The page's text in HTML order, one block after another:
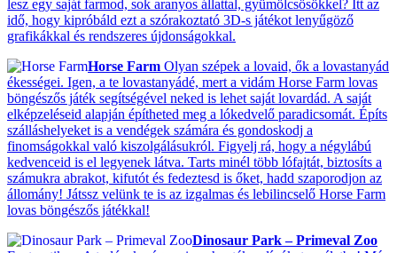
lesz egy saját farmod, sok aranyos állattal, gyümölcsösökkel? Itt az
idő, hogy kipróbáld ezt a szórakoztató 3D-s játékot lenyűgöző
grafikákkal és rendszeres újdonságokkal.
Horse Farm Olyan szépek a lovaid, ők a lovastanyád
ékességei. Igen, a te lovastanyádé, mert a vidám Horse Farm lovas
böngészős játék segítségével neked is lehet saját lovardád. A saját
elképzeléseid alapján építheted meg a lókedvelő paradicsomát. Építs
szálláshelyeket is a vendégek számára és gondoskodj a
finomságokkal való kiszolgálásukról. Figyelj rá, hogy a négylábú
kedvenceid is el legyenek látva. Tarts minél több lófajtát, biztosíts a
számukra abrakot, kifutót és fedeztesd is őket, hadd szaporodjon az
állomány! Játssz velünk te is az izgalmas és lebilincselő Horse Farm
lovas böngészős játékkal!
Dinosaur Park – Primeval Zoo